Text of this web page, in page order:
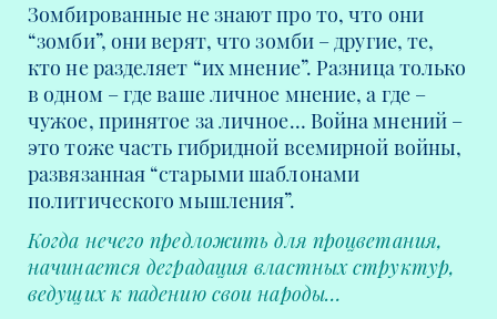
Зомбированные не знают про то, что они
“зомби”, они верят, что зомби – другие, те,
кто не разделяет “их мнение”. Разница только
в одном – где ваше личное мнение, а где –
чужое, принятое за личное… Война мнений –
это тоже часть гибридной всемирной войны,
развязанная “старыми шаблонами
политического мышления”.
Когда нечего предложить для процветания,
начинается деградация властных структур,
ведущих к падению свои народы…